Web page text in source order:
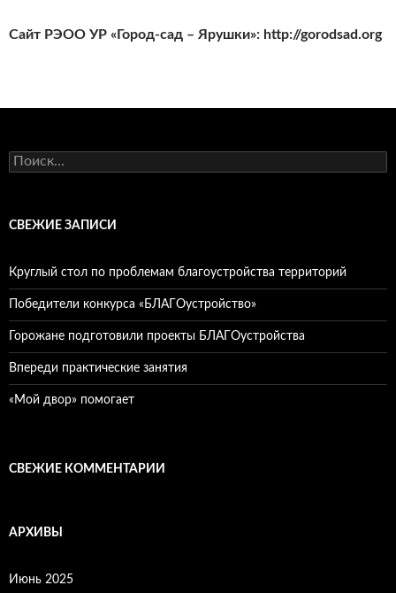
Сайт РЭОО УР «Город-сад – Ярушки»: http://gorodsad.org
Найти:
СВЕЖИЕ ЗАПИСИ
Круглый стол по проблемам благоустройства территорий
Победители конкурса «БЛАГОустройство»
Горожане подготовили проекты БЛАГОустройства
Впереди практические занятия
«Мой двор» помогает
СВЕЖИЕ КОММЕНТАРИИ
АРХИВЫ
Июнь 2025